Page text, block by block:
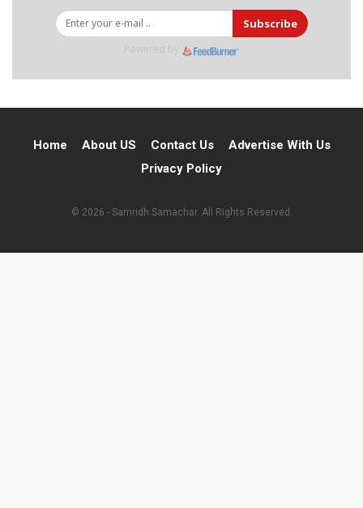
Subscribe
Home About US Contact Us
Advertise With Us
Privacy Policy
© 2026 - Samridh Samachar. All Rights Reserved.